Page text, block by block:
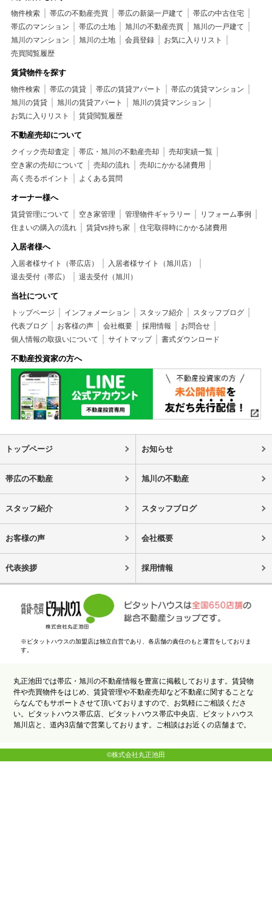
物件検索 帯広の不動産売買 帯広の新築一戸建て
帯広の中古住宅
帯広のマンション
帯広の土地 旭川の不動産売買
旭川の一戸建て
旭川のマンション
旭川の土地 会員登録
お気に入りリスト
売買閲覧履歴
賃貸物件を探す
物件検索 帯広の賃貸 帯広の賃貸アパート
帯広の賃貸マンション
旭川の賃貸
旭川の賃貸アパート
旭川の賃貸マンション
お気に入りリスト
賃貸閲覧履歴
不動産売却について
クイック売却査定 帯広・旭川の不動産売却
売却実績一覧
空き家の売却について
売却の流れ
売却にかかる諸費用
高く売るポイント
よくある質問
オーナー様へ
賃貸管理について 空き家管理 管理物件ギャラリー
リフォーム事例
住まいの購入の流れ
賃貸vs持ち家 住宅取得時にかかる諸費用
入居者様へ
入居者様サイト（帯広店）
入居者様サイト（旭川店）
退去受付（帯広）
退去受付（旭川）
当社について
トップページ インフォメーション スタッフ紹介
スタッフブログ
代表ブログ
お客様の声 会社概要 採用情報
お問合せ
個人情報の取扱いについて
サイトマップ 書式ダウンロード
不動産投資家の方へ
トップページ お知らせ
帯広の不動産 旭川の不動産
スタッフ紹介 スタッフブログ
お客様の声 会社概要
代表挨拶 採用情報
※ピタットハウスの加盟店は独立自営であり、各店舗の責任のもと運営をしておりま
す。
丸正池田では帯広・旭川の不動産情報を豊富に掲載しております。賃貸物
件や売買物件をはじめ、賃貸管理や不動産売却など不動産に関することな
らなんでもサポートさせて頂いておりますので、お気軽にご相談くださ
い。ピタットハウス帯広店、ピタットハウス帯広中央店、ピタットハウス
旭川店と、道内3店舗で営業しております。ご相談はお近くの店舗まで。
©株式会社丸正池田